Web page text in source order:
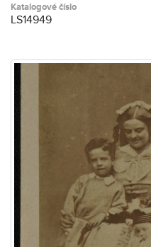
Katalogové číslo
LS14949